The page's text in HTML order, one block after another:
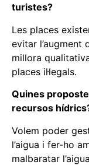
turistes?
Les places
evitar l’augment
millora
places il·legals.
Quines
recursos
Volem poder
l’aigua i fer-ho
malbaratar